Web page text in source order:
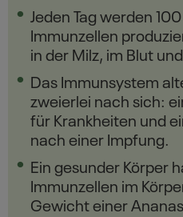
Jeden Tag werden
Immunzellen
in der Milz, im Blut
Das Immunsystem
zweierlei nach sich:
für Krankheiten und
nach einer Impfung.
Ein gesunder Körper
Immunzellen im
Gewicht einer Ananas.